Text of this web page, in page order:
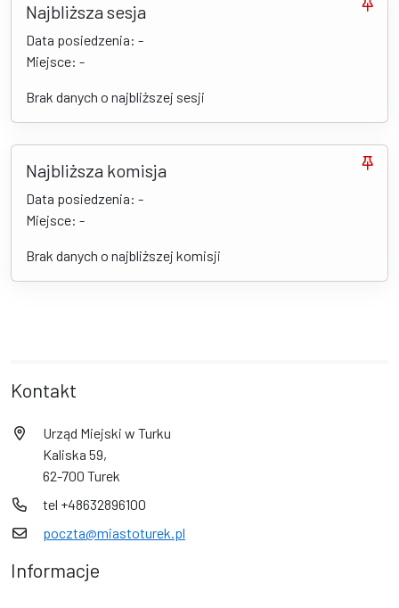
Najbliższa sesja
Data posiedzenia: -
Miejsce: -
Brak danych o najbliższej sesji
Najbliższa komisja
Data posiedzenia: -
Miejsce: -
Brak danych o najbliższej komisji
Kontakt
Urząd Miejski w Turku
Kaliska 59,
62-700 Turek
tel +48632896100
poczta@miastoturek.pl
Informacje